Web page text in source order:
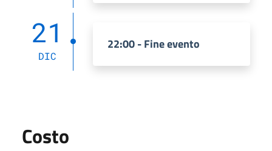
21
DIC
22:00 - Fine evento
Costo